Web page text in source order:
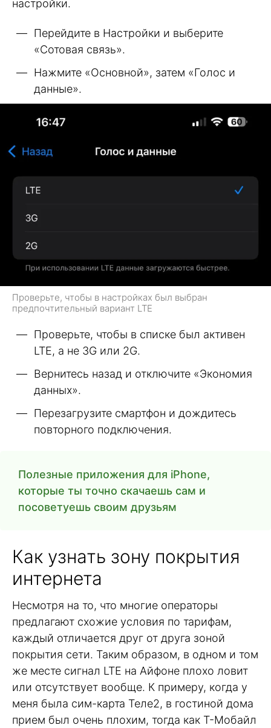
настройки.
Перейдите в Настройки и выберите
«Сотовая связь».
Нажмите «Основной», затем «Голос и
данные».
Проверьте, чтобы в настройках был выбран
предпочтительный вариант LTE
Проверьте, чтобы в списке был активен
LTE, а не 3G или 2G.
Вернитесь назад и отключите «Экономия
данных».
Перезагрузите смартфон и дождитесь
повторного подключения.
Полезные приложения для iPhone,
которые ты точно скачаешь сам и
посоветуешь своим друзьям
Как узнать зону покрытия
интернета
Несмотря на то, что многие операторы
предлагают схожие условия по тарифам,
каждый отличается друг от друга зоной
покрытия сети. Таким образом, в одном и том
же месте сигнал LTE на Айфоне плохо ловит
или отсутствует вообще. К примеру, когда у
меня была сим-карта Теле2, в гостиной дома
прием был очень плохим, тогда как Т-Мобайл